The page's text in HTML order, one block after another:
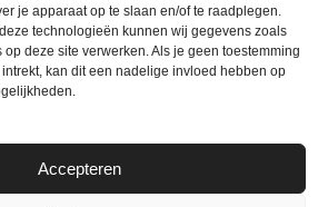
je apparaat op te slaan en/of te raadplegen.
technologieën kunnen wij gegevens zoals
deze site verwerken. Als je geen toestemming
kan dit een nadelige invloed hebben op
Accepteren